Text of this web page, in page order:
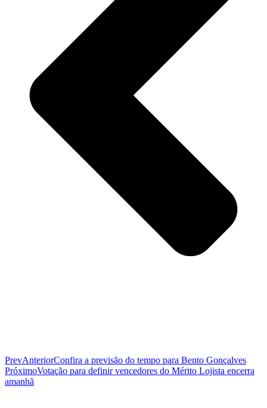
PrevAnteriorConfira a previsão do tempo para Bento Gonçalves
PróximoVotação para definir vencedores do Mérito Lojista encerra
amanhã